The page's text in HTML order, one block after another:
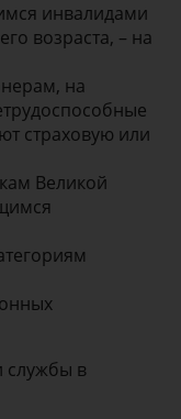
инвалидами
возраста, – на
на
страховую или
Великой
службы в